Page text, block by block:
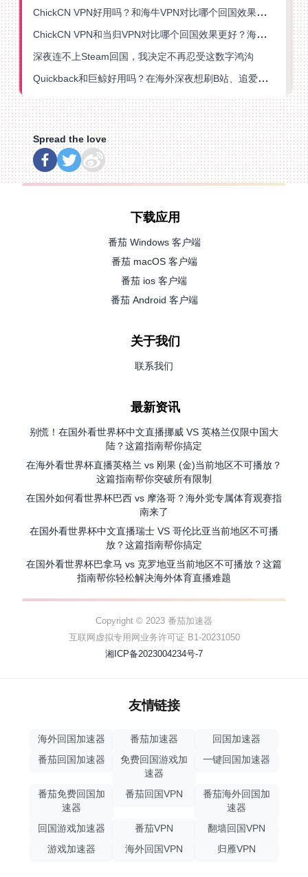
ChickCN VPN好用吗？和海牛VPN对比哪个回国效果更好？
ChickCN VPN和当归VPN对比哪个回国效果更好？海外党亲测后选了它
深夜连不上Steam回国，我决定不再忍受这数字鸿沟
Quickback和巨鲸好用吗？在海外深夜想刷B站、追爱奇艺的你，或许正需要这份答案
Spread the love
下载应用
番茄 Windows 客户端
番茄 macOS 客户端
番茄 ios 客户端
番茄 Android 客户端
关于我们
联系我们
最新资讯
别慌！在国外看世界杯中文直播挪威 VS 英格兰仅限中国大
陆？这篇指南帮你搞定
在海外看世界杯直播英格兰 vs 刚果 (金)当前地区不可播放？
这篇指南帮你突破所有限制
在国外如何看世界杯巴西 vs 摩洛哥？海外党专属体育观赛指
南来了
在国外看世界杯中文直播瑞士 VS 哥伦比亚当前地区不可播
放？这篇指南帮你搞定
在国外看世界杯巴拿马 vs 克罗地亚当前地区不可播放？这篇
指南帮你轻松解决海外体育直播难题
Copyright © 2023 番茄加速器
互联网虚拟专用网业务许可证 B1-20231050
湘ICP备2023004234号-7
友情链接
海外回国加速器 番茄加速器
回国加速器
番茄回国加速器
免费回国游戏加
速器
一键回国加速器
番茄免费回国加
速器
番茄回国VPN
番茄海外回国加
速器
回国游戏加速器
番茄VPN
翻墙回国VPN
游戏加速器
海外回国VPN 归雁VPN